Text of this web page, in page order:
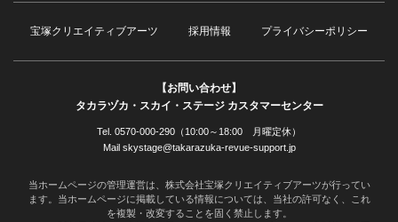
宝塚クリエイティブアーツ 採用情報 プライバシーポリシー
【お問い合わせ】
タカラヅカ・スカイ・ステージ カスタマーセンター
Tel. 0570-000-290（10:00～18:00 月曜定休）
Mail skystage@takarazuka-revue-support.jp
当ホームページの管理運営は、株式会社宝塚クリエイティブアーツが行ってい
ます。当ホームページに掲載している情報については、当社の許可なく、これ
を複製・改変することを固く禁止します。